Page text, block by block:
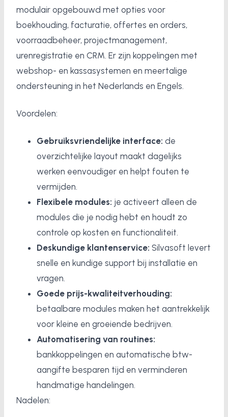
modulair opgebouwd met opties voor
boekhouding, facturatie, offertes en orders,
voorraadbeheer, projectmanagement,
urenregistratie en CRM. Er zijn koppelingen met
webshop- en kassasystemen en meertalige
ondersteuning in het Nederlands en Engels.
Voordelen:
Gebruiksvriendelijke interface: de
overzichtelijke layout maakt dagelijks
werken eenvoudiger en helpt fouten te
vermijden.
Flexibele modules: je activeert alleen de
modules die je nodig hebt en houdt zo
controle op kosten en functionaliteit.
Deskundige klantenservice: Silvasoft levert
snelle en kundige support bij installatie en
vragen.
Goede prijs-kwaliteitverhouding:
betaalbare modules maken het aantrekkelijk
voor kleine en groeiende bedrijven.
Automatisering van routines:
bankkoppelingen en automatische btw-
aangifte besparen tijd en verminderen
handmatige handelingen.
Nadelen: